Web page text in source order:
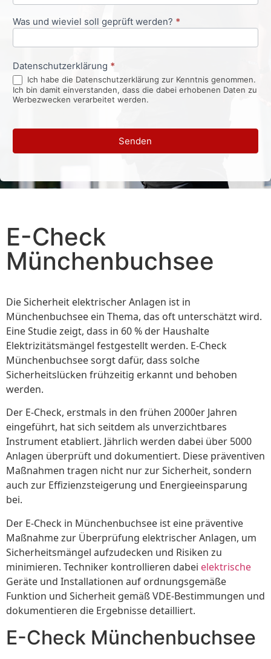
Was und wieviel soll geprüft werden? *
Datenschutzerklärung *
Ich habe die Datenschutzerklärung zur Kenntnis genommen.
Ich bin damit einverstanden, dass die dabei erhobenen Daten zu
Werbezwecken verarbeitet werden.
Senden
E-Check
Münchenbuchsee
Die Sicherheit elektrischer Anlagen ist in
Münchenbuchsee ein Thema, das oft unterschätzt wird.
Eine Studie zeigt, dass in 60 % der Haushalte
Elektrizitätsmängel festgestellt werden. E-Check
Münchenbuchsee sorgt dafür, dass solche
Sicherheitslücken frühzeitig erkannt und behoben
werden.
Der E-Check, erstmals in den frühen 2000er Jahren
eingeführt, hat sich seitdem als unverzichtbares
Instrument etabliert. Jährlich werden dabei über 5000
Anlagen überprüft und dokumentiert. Diese präventiven
Maßnahmen tragen nicht nur zur Sicherheit, sondern
auch zur Effizienzsteigerung und Energieeinsparung
bei.
Der E-Check in Münchenbuchsee ist eine präventive
Maßnahme zur Überprüfung elektrischer Anlagen, um
Sicherheitsmängel aufzudecken und Risiken zu
minimieren. Techniker kontrollieren dabei elektrische
Geräte und Installationen auf ordnungsgemäße
Funktion und Sicherheit gemäß VDE-Bestimmungen und
dokumentieren die Ergebnisse detailliert.
E-Check Münchenbuchsee